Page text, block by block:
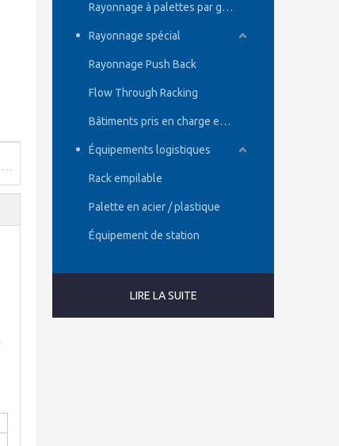
Rayonnage à palettes par gravité
Rayonnage spécial
Rayonnage Push Back
Flow Through Racking
Bâtiments pris en charge en rack
Équipements logistiques
Rack empilable
Palette en acier / plastique
Équipement de station
LIRE LA SUITE